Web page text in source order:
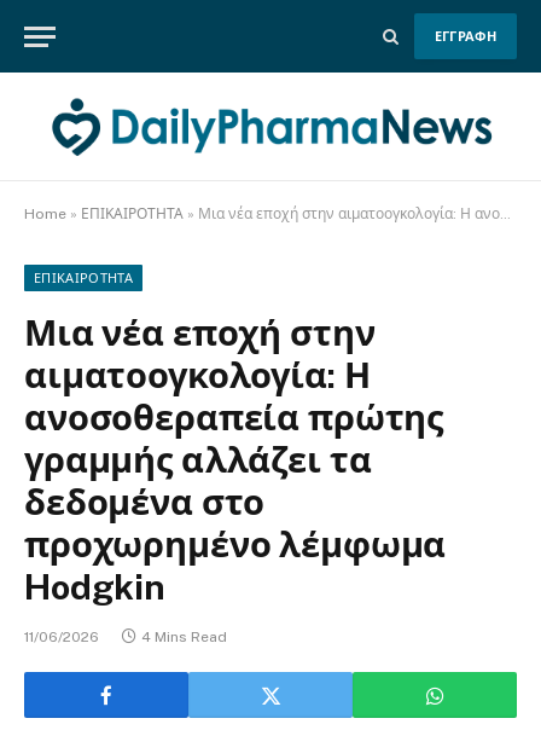
ΕΓΓΡΑΦΗ
Home » ΕΠΙΚΑΙΡΟΤΗΤΑ » Μια νέα εποχή στην αιματοογκολογία: Η ανοσοθεραπεία πρώτης γραμμής αλλάζει τα δεδομένα στο προχωρημένο λέμφωμα Hodgkin
ΕΠΙΚΑΙΡΟΤΗΤΑ
Μια νέα εποχή στην
αιματοογκολογία: Η
ανοσοθεραπεία πρώτης
γραμμής αλλάζει τα
δεδομένα στο
προχωρημένο λέμφωμα
Hodgkin
11/06/2026 4 Mins Read